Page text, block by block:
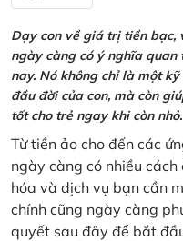
Dạy con về giá trị tiền bạc,
ngày càng có ý nghĩa
nay. Nó không chỉ là một
đầu đời của con, mà còn
tốt cho trẻ ngay khi còn nhỏ.
Từ tiền ảo cho đến các
ngày càng có nhiều
hóa và dịch vụ bạn cần
chính cũng ngày càng
quyết sau đây để bắt